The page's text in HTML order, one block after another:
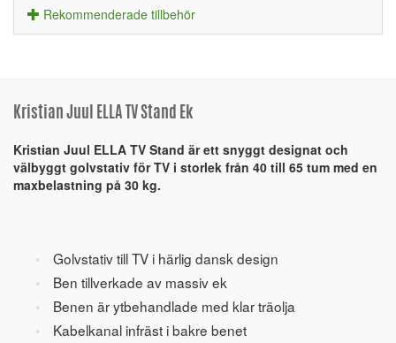
Rekommenderade tillbehör
Kristian Juul ELLA TV Stand Ek
Kristian Juul ELLA TV Stand är ett snyggt designat och
välbyggt golvstativ för TV i storlek från 40 till 65 tum med en
maxbelastning på 30 kg.
Golvstativ till TV i härlig dansk design
Ben tillverkade av massiv ek
Benen är ytbehandlade med klar träolja
Kabelkanal infräst i bakre benet